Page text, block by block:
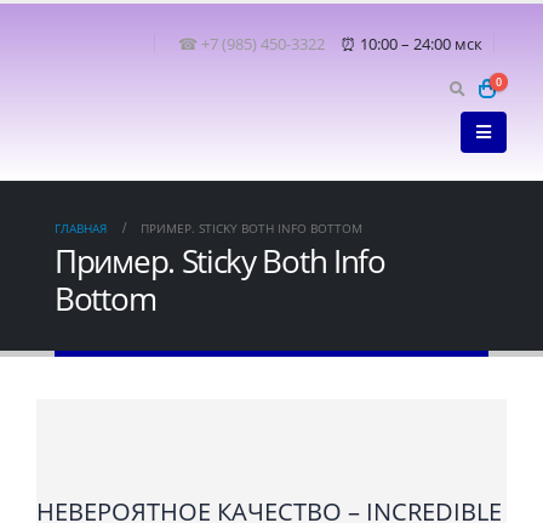
☎ +7 (985) 450-3322 ⏰ 10:00 – 24:00 мск
0
ГЛАВНАЯ ПРИМЕР. STICKY BOTH INFO BOTTOM
Пример. Sticky Both Info
Bottom
НЕВЕРОЯТНОЕ КАЧЕСТВО – INCREDIBLE